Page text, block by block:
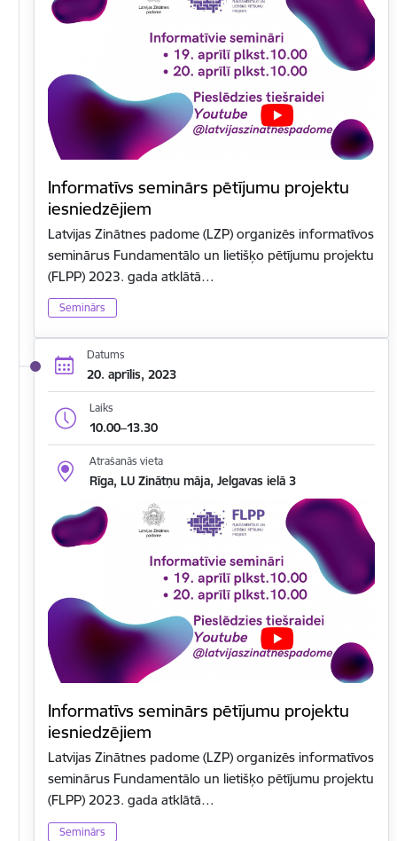
Informatīvs seminārs pētījumu projektu
iesniedzējiem
Latvijas Zinātnes padome (LZP) organizēs informatīvos
seminārus Fundamentālo un lietišķo pētījumu projektu
(FLPP) 2023. gada atklātā…
Seminārs
Datums
20. aprīlis, 2023
Laiks
10.00–13.30
Atrašanās vieta
Rīga, LU Zinātņu māja, Jelgavas ielā 3
Informatīvs seminārs pētījumu projektu
iesniedzējiem
Latvijas Zinātnes padome (LZP) organizēs informatīvos
seminārus Fundamentālo un lietišķo pētījumu projektu
(FLPP) 2023. gada atklātā…
Seminārs